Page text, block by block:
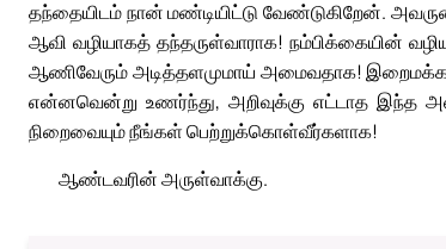
தந்தையிடம் நான் மண்டியிட்டு வேண்டுகிறேன்.
ஆவி வழியாகத் தந்தருள்வாராக! நம்பிக்கையின்
ஆணிவேரும் அடித்தளமுமாய் அமைவதாக!
என்னவென்று உணர்ந்து, அறிவுக்கு எட்டாத இந்த
நிறைவையும் நீங்கள் பெற்றுக்கொள்வீர்களாக!
ஆண்டவரின் அருள்வாக்கு.